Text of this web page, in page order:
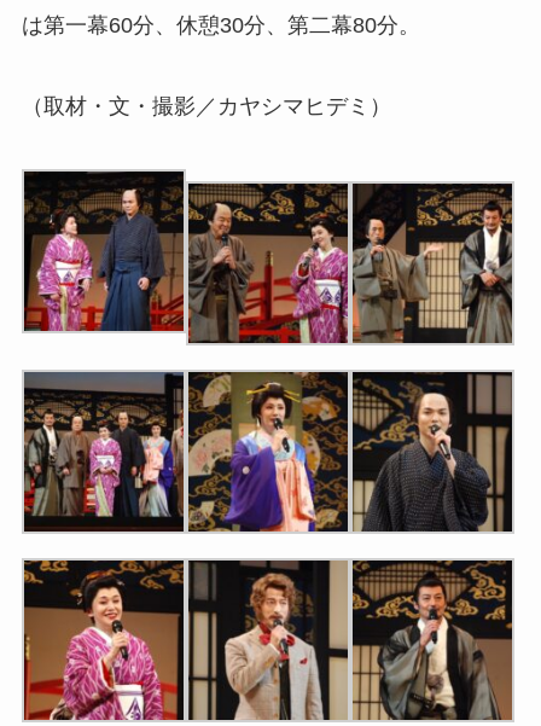
は第一幕60分、休憩30分、第二幕80分。
（取材・文・撮影／カヤシマヒデミ）